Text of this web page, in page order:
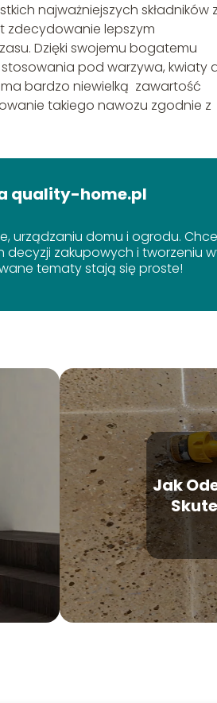
najważniejszych składników
zdecydowanie lepszym
Dzięki swojemu bogatemu
pod warzywa, kwiaty
bardzo niewielką zawartość
takiego nawozu zgodnie z
quality-home.pl
urządzaniu domu i ogrodu.
zakupowych i tworzeniu
tematy stają się proste!
Jak